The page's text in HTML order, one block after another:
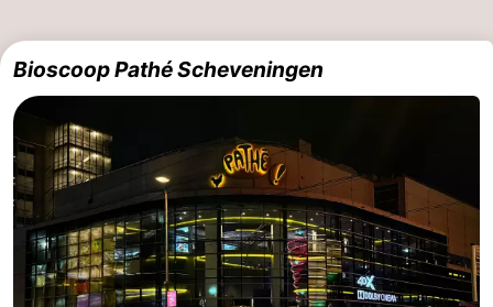
Bioscoop Pathé Scheveningen